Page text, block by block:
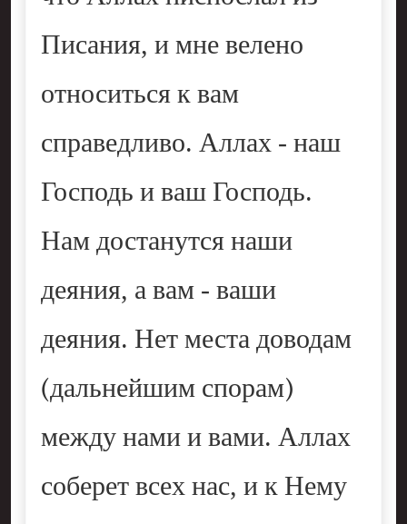
Писания, и мне велено
относиться к вам
справедливо. Аллах - наш
Господь и ваш Господь.
Нам достанутся наши
деяния, а вам - ваши
деяния. Нет места доводам
(дальнейшим спорам)
между нами и вами. Аллах
соберет всех нас, и к Нему